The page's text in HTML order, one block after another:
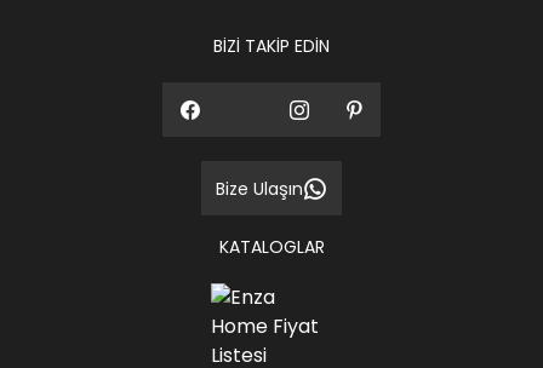
BİZİ TAKİP EDİN
Bize Ulaşın
KATALOGLAR